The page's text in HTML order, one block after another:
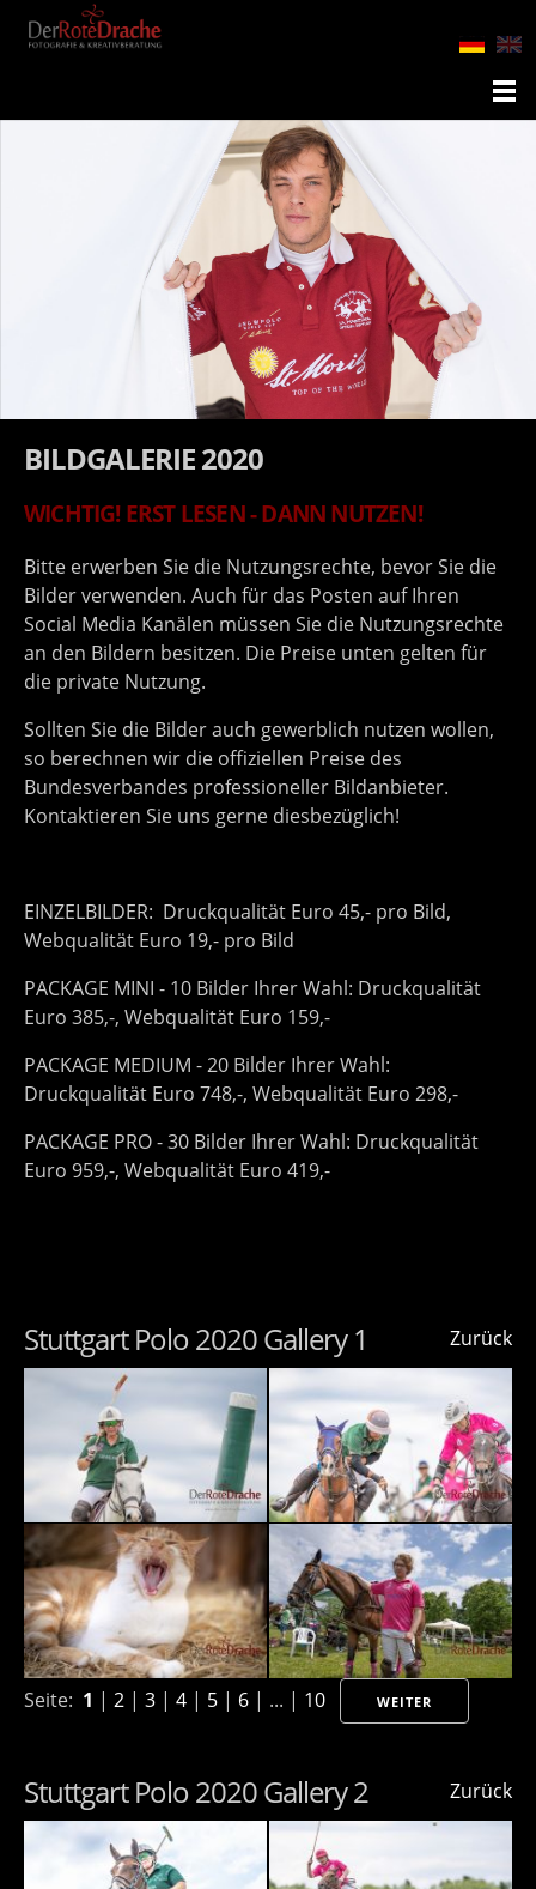
BILDGALERIE 2020
WICHTIG! ERST LESEN - DANN NUTZEN!
Bitte erwerben Sie die Nutzungsrechte, bevor Sie die
Bilder verwenden. Auch für das Posten auf Ihren
Social Media Kanälen müssen Sie die Nutzungsrechte
an den Bildern besitzen. Die Preise unten gelten für
die private Nutzung.
Sollten Sie die Bilder auch gewerblich nutzen wollen,
so berechnen wir die offiziellen Preise des
Bundesverbandes professioneller Bildanbieter.
Kontaktieren Sie uns gerne diesbezüglich!
EINZELBILDER: Druckqualität Euro 45,- pro Bild,
Webqualität Euro 19,- pro Bild
PACKAGE MINI - 10 Bilder Ihrer Wahl: Druckqualität
Euro 385,-, Webqualität Euro 159,-
PACKAGE MEDIUM - 20 Bilder Ihrer Wahl:
Druckqualität Euro 748,-, Webqualität Euro 298,-
PACKAGE PRO - 30 Bilder Ihrer Wahl: Druckqualität
Euro 959,-, Webqualität Euro 419,-
Zurück
Stuttgart Polo 2020 Gallery 1
Seite: 1 | 2 | 3 | 4 | 5 | 6 | ... | 10 WEITER
Zurück
Stuttgart Polo 2020 Gallery 2